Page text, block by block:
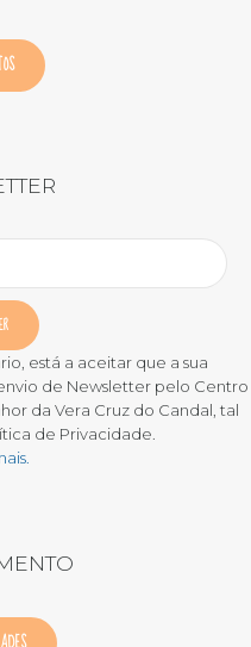
está a aceitar que a sua
de Newsletter pelo Centro
da Vera Cruz do Candal, tal
de Privacidade.